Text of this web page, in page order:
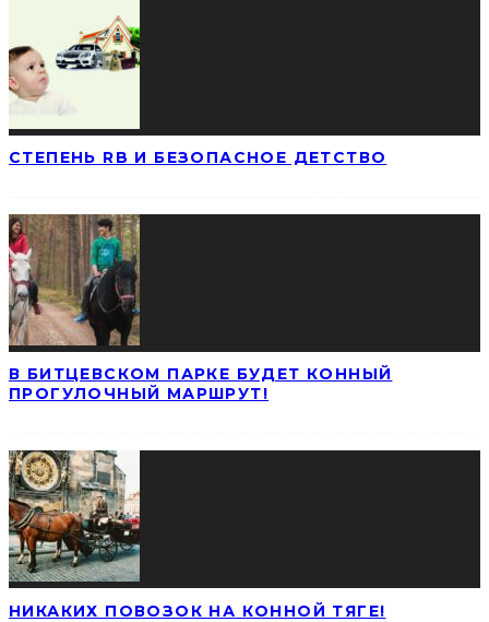
СТЕПЕНЬ RB И БЕЗОПАСНОЕ ДЕТСТВО
В БИТЦЕВСКОМ ПАРКЕ БУДЕТ КОННЫЙ
ПРОГУЛОЧНЫЙ МАРШРУТ!
НИКАКИХ ПОВОЗОК НА КОННОЙ ТЯГЕ!